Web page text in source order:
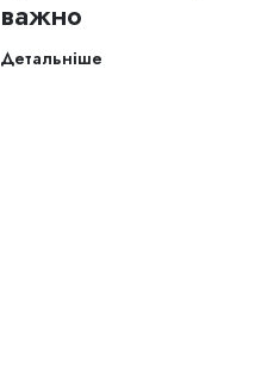
важно
Детальніше